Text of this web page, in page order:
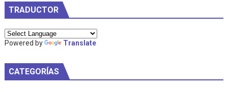
TRADUCTOR
Powered by Translate
CATEGORÍAS